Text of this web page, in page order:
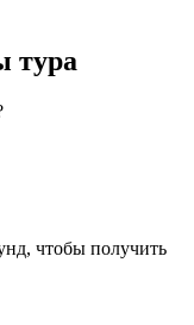
тура
чтобы получить